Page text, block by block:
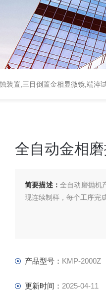
装置,三目倒置金相显微镜,端淬
全自动金相
简要描述： 全自动磨抛机
现连续制样，每个工序完
产品型号： KMP-2000Z
更新时间： 2025-04-11